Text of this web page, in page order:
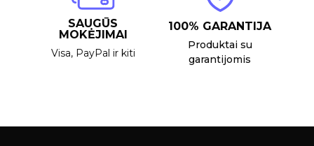
SAUGŪS
MOKĖJIMAI
Visa, PayPal ir kiti
100% GARANTIJA
Produktai su
garantijomis